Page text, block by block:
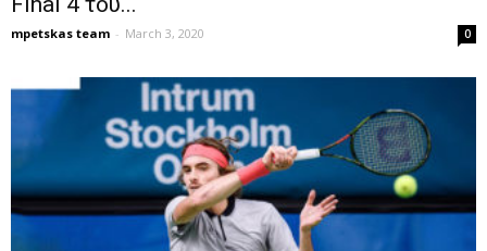
mpetskas team - March 3, 2020 0